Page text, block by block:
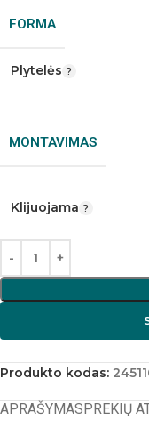
FORMA
Plytelės
MONTAVIMAS
Klijuojama
Produkto kodas:
APRAŠYMASPREKIŲ